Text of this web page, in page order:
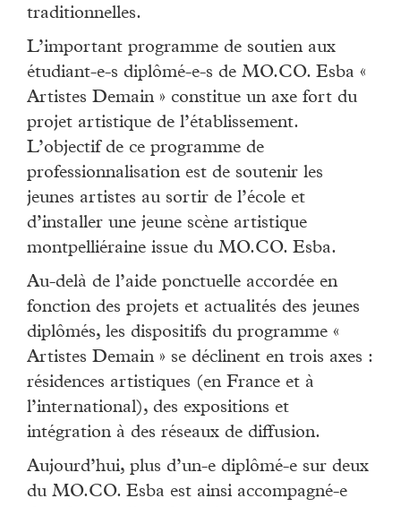
traditionnelles.
L’important programme de soutien aux
étudiant-e-s diplômé-e-s de MO.CO. Esba «
Artistes Demain » constitue un axe fort du
projet artistique de l’établissement.
L’objectif de ce programme de
professionnalisation est de soutenir les
jeunes artistes au sortir de l’école et
d’installer une jeune scène artistique
montpelliéraine issue du MO.CO. Esba.
Au-delà de l’aide ponctuelle accordée en
fonction des projets et actualités des jeunes
diplômés, les dispositifs du programme «
Artistes Demain » se déclinent en trois axes :
résidences artistiques (en France et à
l’international), des expositions et
intégration à des réseaux de diffusion.
Aujourd’hui, plus d’un-e diplômé-e sur deux
du MO.CO. Esba est ainsi accompagné-e